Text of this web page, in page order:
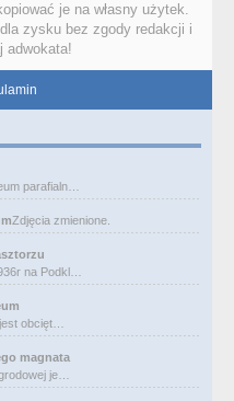
je na własny użytek.
zysku bez zgody redakcji i
adwokata!
parafialn…
Zdjęcia zmienione.
na Podkl…
obcięt…
magnata
je…